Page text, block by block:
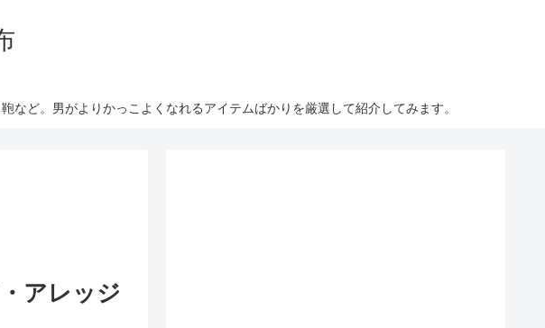
ど。男がよりかっこよくなれるアイテムばかりを厳選して紹介してみます。
アレッジ